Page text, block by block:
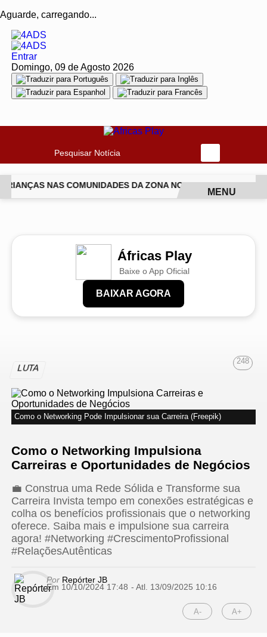
Aguarde, carregando...
Entrar
Domingo, 09 de Agosto 2026
Pesquisar Notícia
NAS COMUNIDADES DA ZONA NORTE DO RIO
MENU
Áfricas Play
Baixe o App Oficial
BAIXAR AGORA
LUTA
248
Como o Networking Pode Impulsionar sua Carreira (Freepik)
Como o Networking Impulsiona
Carreiras e Oportunidades de Negócios
💼 Construa uma Rede Sólida e Transforme sua
Carreira Invista tempo em conexões estratégicas e
colha os benefícios profissionais que o networking
oferece. Saiba mais e impulsione sua carreira
agora! #Networking #CrescimentoProfissional
#RelaçõesAutênticas
Por Repórter JB
Em 10/10/2024 17:48 - Atl. 13/09/2025 10:16
A- A+